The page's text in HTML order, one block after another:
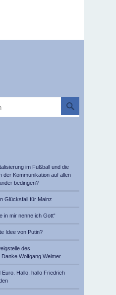
im Fußball und die
der Kommunikation auf allen
bedingen?
Glücksfall für Mainz
in mir nenne ich Gott“
Idee von Putin?
des
Wolfgang Weimer
Hallo, hallo Friedrich